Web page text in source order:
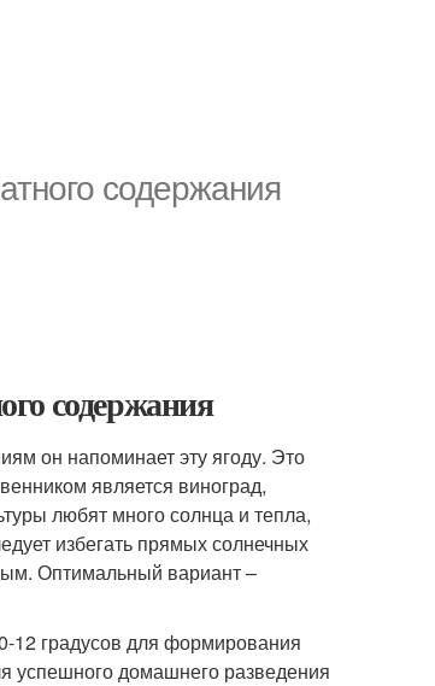
содержания
содержания
он напоминает эту ягоду. Это
является виноград,
любят много солнца и тепла,
избегать прямых солнечных
Оптимальный вариант –
12 градусов для формирования
успешного домашнего разведения